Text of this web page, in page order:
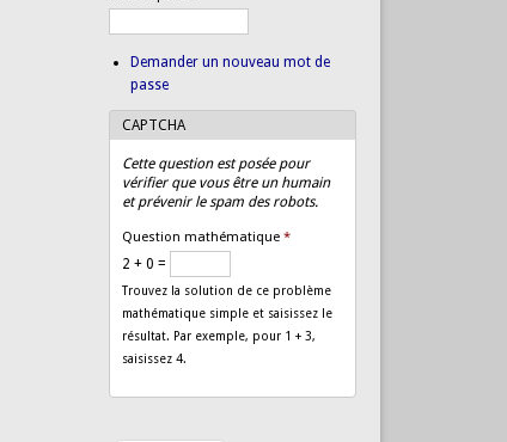
Demander un nouveau mot de
passe
CAPTCHA
Cette question est posée pour
vérifier que vous être un humain
et prévenir le spam des robots.
Question mathématique *
2 + 0 =
Trouvez la solution de ce problème
mathématique simple et saisissez le
résultat. Par exemple, pour 1 + 3,
saisissez 4.